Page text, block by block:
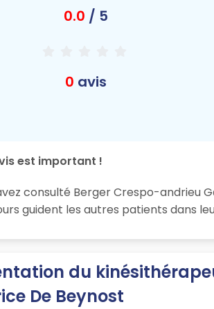
0.0 / 5
0 avis
est important !
consulté Berger Crespo-andrieu
guident les autres patients dans
du
De Beynost